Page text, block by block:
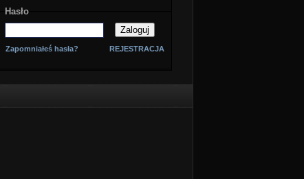
Hasło
Zapomniałeś hasła? REJESTRACJA